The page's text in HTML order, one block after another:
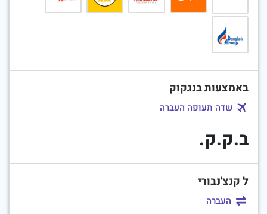
באמצעות בנגקוק
שדה תעופה העברה
ב.ק.ק.
ל קנצ'נבורי
העברה